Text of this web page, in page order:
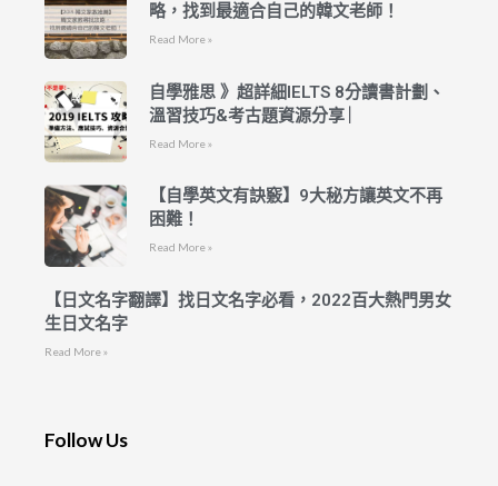
略，找到最適合自己的韓文老師！
Read More »
自學雅思 》超詳細IELTS 8分讀書計劃、
溫習技巧&考古題資源分享 ︳
Read More »
【自學英文有訣竅】9大秘方讓英文不再
困難！
Read More »
【日文名字翻譯】找日文名字必看，2022百大熱門男女
生日文名字
Read More »
Follow Us